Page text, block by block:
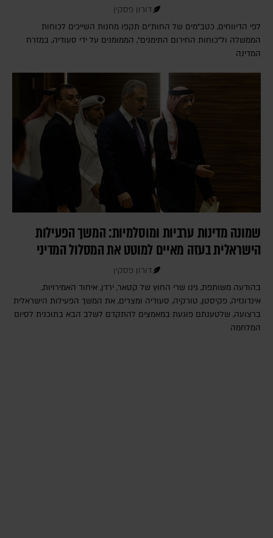
דורון פסקין
לפי הדיווחים, כטב"מים של החות'ים תקפו מחנות השייכים לכוחות
הממשלה ול"כוחות החירום התימנים", הממומנים על ידי סעודיה, במזרח
המדינה
שמונה מדינות ערביות ומוסלמיות: המשך הפעילות
הישראלית בעזה מאיים למוטט את המסלול המדיני
דורון פסקין
בהודעה משותפת, גינו שרי החוץ של קטאר, ירדן, איחוד האמירויות,
אינדונזיה, פקיסטן, טורקיה, סעודיה ומצרים, את המשך הפעילות הישראלית
ברצועה, שלטענתם פוגעת במאמצים להתקדם לשלב הבא בתוכנית לסיום
המלחמה